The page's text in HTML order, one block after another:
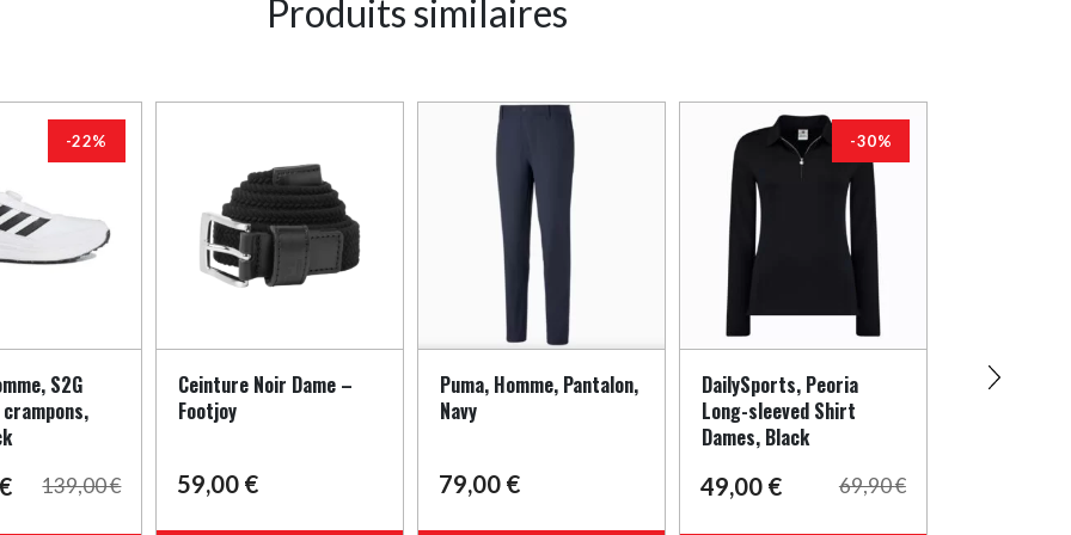
Produits similaires
-22%
S2G
crampons,
€ 139,00€
Ceinture Noir Dame –
Footjoy
59,00 €
Puma, Homme, Pantalon,
Navy
79,00 €
-30%
DailySports, Peoria
Long-sleeved Shirt
Dames, Black
49,00 € 69,90€
Adidas,